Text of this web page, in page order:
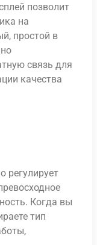
позволит
на
простой в
связь для
качества
регулирует
Когда вы
тип